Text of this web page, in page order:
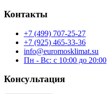
Контакты
+7 (499) 707-25-27
+7 (925) 465-33-36
info@euromosklimat.su
Пн - Вс: с 10:00 до 20:00
Консультация